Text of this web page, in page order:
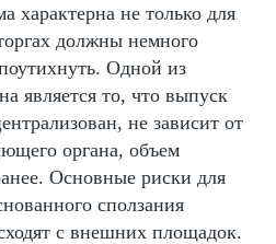
характерна не только для
должны немного
Одной из
является то, что выпуск
не зависит от
органа, объем
Основные риски для
сползания
с внешних площадок.